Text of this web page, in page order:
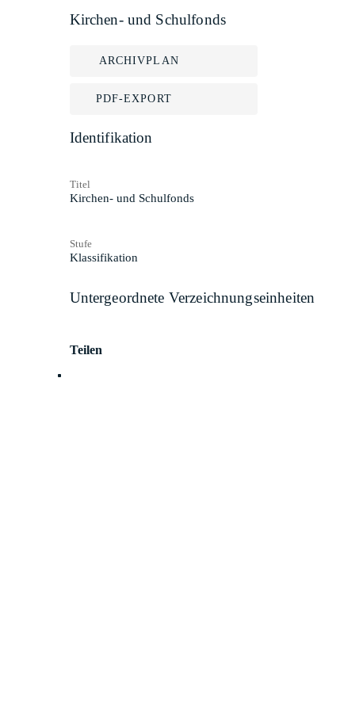
Kirchen- und Schulfonds
ARCHIVPLAN
PDF-EXPORT
Identifikation
Titel
Kirchen- und Schulfonds
Stufe
Klassifikation
Untergeordnete Verzeichnungseinheiten
Teilen